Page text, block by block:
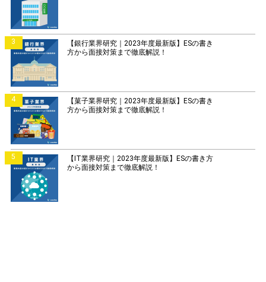
3
【銀行業界研究｜2023年度最新版】ESの書き
方から面接対策まで徹底解説！
4
【菓子業界研究｜2023年度最新版】ESの書き
方から面接対策まで徹底解説！
5
【IT業界研究｜2023年度最新版】ESの書き方
から面接対策まで徹底解説！